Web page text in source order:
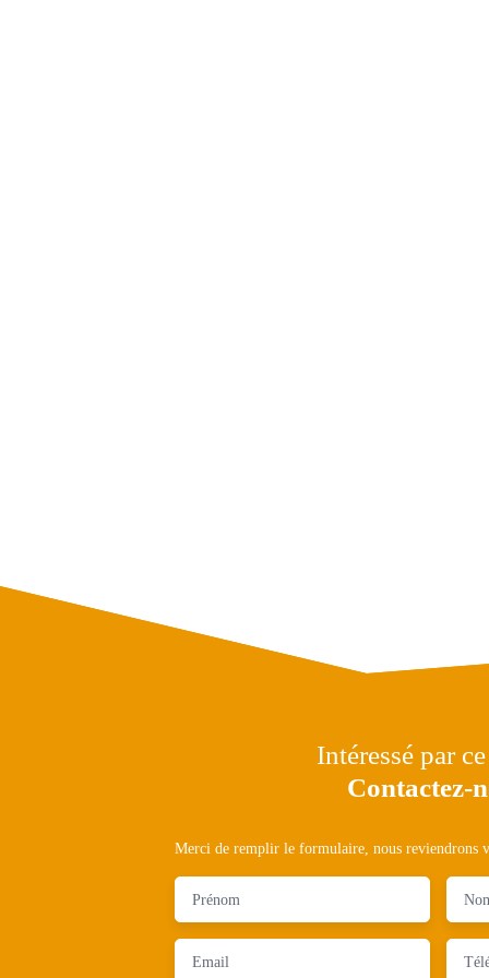
Intéressé par
Contactez-
Merci de remplir le formulaire, nous reviendrons
Prénom
Email